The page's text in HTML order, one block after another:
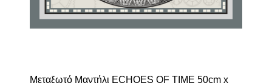
Μεταξωτό Μαντήλι ECHOES OF TIME 50cm x